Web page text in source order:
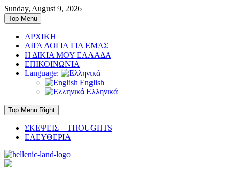
Skip
to
content
Sunday, August 9, 2026
Top Menu
ΑΡΧΙΚΗ
ΛΙΓΑ ΛΟΓΙΑ ΓΙΑ ΕΜΑΣ
Η ΔΙΚΙΑ ΜΟΥ ΕΛΛΑΔΑ
ΕΠΙΚΟΙΝΩΝΙΑ
Language:
English
Ελληνικά
Top Menu Right
ΣΚΕΨΕΙΣ – THOUGHTS
ΕΛΕΥΘΕΡΙΑ